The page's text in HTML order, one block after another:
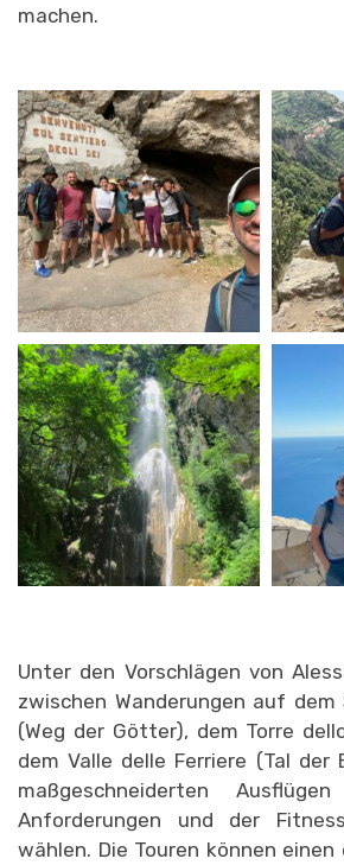
machen.
Unter den Vorschlägen von
zwischen Wanderungen auf dem
(Weg der Götter), dem Torre
dem Valle delle Ferriere (Tal der
maßgeschneiderten
Anforderungen und der
wählen. Die Touren können